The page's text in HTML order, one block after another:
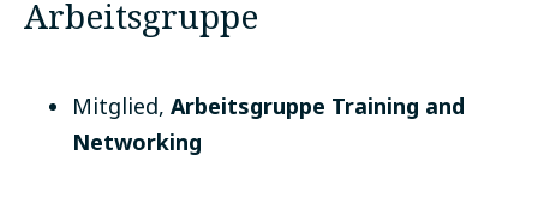
Arbeitsgruppe
Mitglied, Arbeitsgruppe Training and
Networking